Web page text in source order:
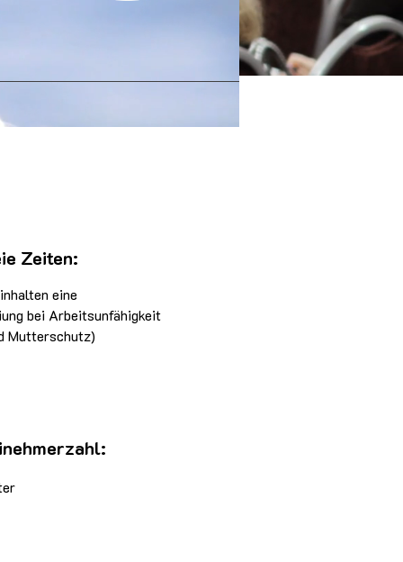
Zeiten:
eine
bei Arbeitsunfähigkeit
Mutterschutz)